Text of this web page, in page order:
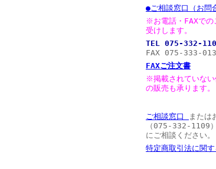
●ご相談窓口（お問
※お電話・FAXでの
受けします。
TEL 075-332-
FAX 075-333-
FAXご注文書
※掲載されていな
の販売も承ります。
ご相談窓口
または
（075-332-1109
にご相談ください。
特定商取引法に関